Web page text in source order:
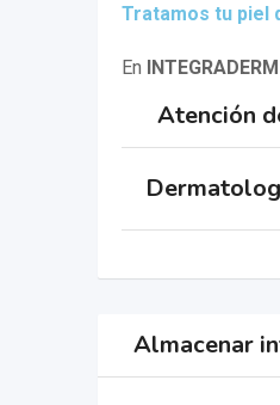
Tratamos tu piel
En INTEGRADERM
Atención
Almacenar